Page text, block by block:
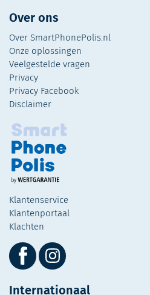
Over ons
Over SmartPhonePolis.nl
Onze oplossingen
Veelgestelde vragen
Privacy
Privacy Facebook
Disclaimer
Klantenservice
Klantenportaal
Klachten
Internationaal